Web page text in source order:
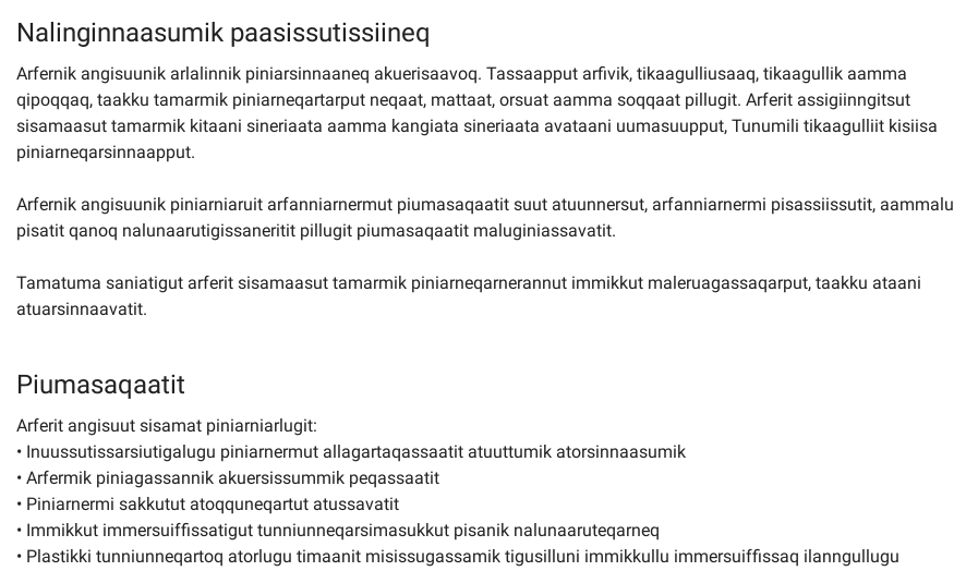
sullissivik.gl
Pilersaarutinut isaavik
Kommuni pillugu paasissutissat
Nalinginnaasumik paasissutissiineq
Arfernik angisuunik arlalinnik piniarsinnaaneq akuerisaavoq. Tassaapput arfivik, tikaagulliusaaq, tikaagullik aamma
qipoqqaq, taakku tamarmik piniarneqartarput neqaat, mattaat, orsuat aamma soqqaat pillugit. Arferit assigiinngitsut
sisamaasut tamarmik kitaani sineriaata aamma kangiata sineriaata avataani uumasuupput, Tunumili tikaagulliit kisiisa
piniarneqarsinnaapput.
Arfernik angisuunik piniarniaruit arfanniarnermut piumasaqaatit suut atuunnersut, arfanniarnermi pisassiissutit, aammalu
pisatit qanoq nalunaarutigissaneritit pillugit piumasaqaatit maluginiassavatit.
Tamatuma saniatigut arferit sisamaasut tamarmik piniarneqarnerannut immikkut maleruagassaqarput, taakku ataani
atuarsinnaavatit.
Piumasaqaatit
Arferit angisuut sisamat piniarniarlugit:
• Inuussutissarsiutigalugu piniarnermut allagartaqassaatit atuuttumik atorsinnaasumik
• Arfermik piniagassannik akuersissummik peqassaatit
• Piniarnermi sakkutut atoqquneqartut atussavatit
• Immikkut immersuiffissatigut tunniunneqarsimasukkut pisanik nalunaaruteqarneq
• Plastikki tunniunneqartoq atorlugu timaanit misissugassamik tigusilluni immikkullu immersuiffissaq ilanngullugu